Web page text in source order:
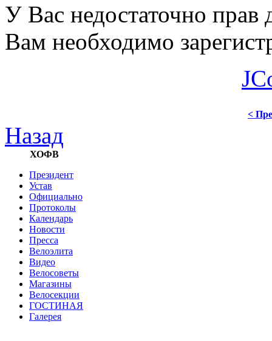
У Вас недостаточно прав
Вам необходимо
<
Назад
ХОФВ
Президент
Устав
Официально
Протоколы
Календарь
Новости
Пресса
Велоэлита
Видео
Велосоветы
Магазины
Велосекции
ГОСТИНАЯ
Галерея